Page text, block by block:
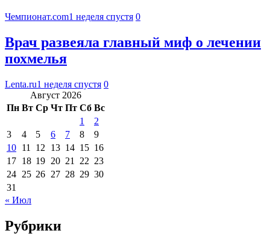
Чемпионат.com1 неделя спустя 0
Врач развеяла главный миф о лечении
похмелья
Lenta.ru1 неделя спустя 0
Август 2026
Пн Вт Ср Чт Пт Сб Вс
1
2
3
4 5 6 7 8
9
10 11 12 13 14 15 16
17 18 19 20 21 22 23
24 25 26 27 28 29 30
31
« Июл
Рубрики